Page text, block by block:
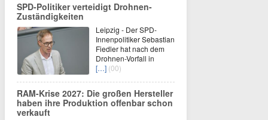
SPD-Politiker verteidigt Drohnen-
Zuständigkeiten
Leipzig - Der SPD-
Innenpolitiker Sebastian
Fiedler hat nach dem
Drohnen-Vorfall in
[…] (00)
RAM-Krise 2027: Die großen Hersteller
haben ihre Produktion offenbar schon
verkauft